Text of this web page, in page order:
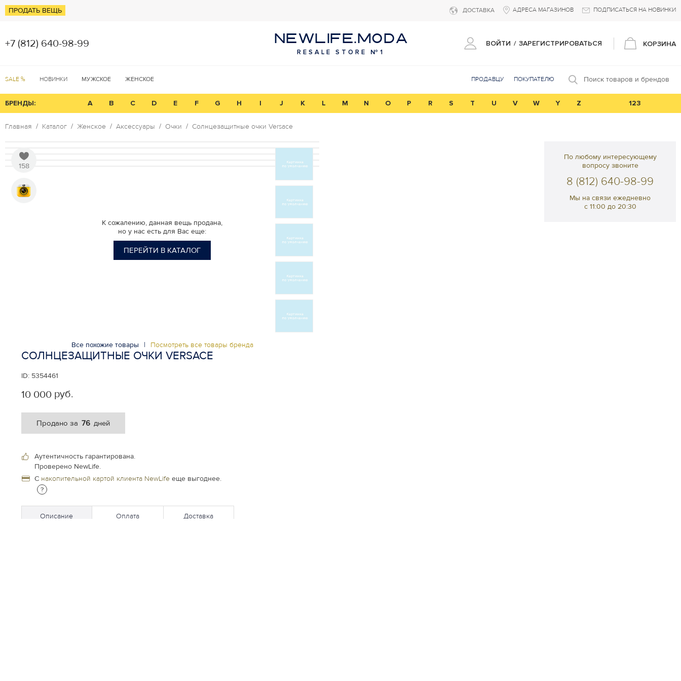
ПРОДАТЬ ВЕЩЬ ДОСТАВКА АДРЕСА МАГАЗИНОВ ПОДПИСАТЬСЯ НА НОВИНКИ
+7 (812) 640-98-99 NEWLIFE.MODA
RESALE STORE №1
ВОЙТИ / ЗАРЕГИСТРИРОВАТЬСЯ КОРЗИНА
SALE % НОВИНКИ МУЖСКОЕ ЖЕНСКОЕ ПРОДАВЦУ ПОКУПАТЕЛЮ Поиск товаров и брендов
БРЕНДЫ: A B C D E F G H I J K L M N O P R S T U V W Y Z 123
Главная Каталог Женское Аксессуары Очки Солнцезащитные очки Versace
158
К сожалению, данная вещь продана,
но у нас есть для Вас еще:
ПЕРЕЙТИ В КАТАЛОГ
Все похожие товары | Посмотреть все товары бренда
СОЛНЦЕЗАЩИТНЫЕ ОЧКИ VERSACE
ID: 5354461
10 000 руб.
Продано за 76 дней
Аутентичность гарантирована.
Проверено NewLife.
С накопительной картой клиента NewLife еще выгоднее.
?
Описание Оплата Доставка
По любому интересующему
вопросу звоните
8 (812) 640-98-99
Мы на связи ежедневно
с 11:00 до 20:30